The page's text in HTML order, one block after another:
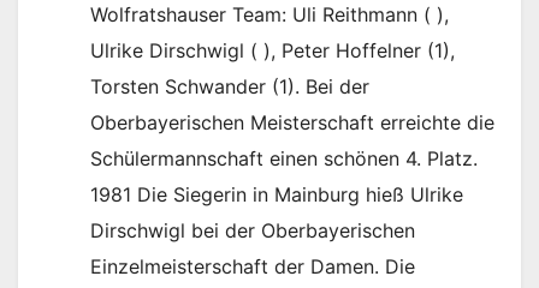
Wolfratshauser Team: Uli Reithmann ( ),
Ulrike Dirschwigl ( ), Peter Hoffelner (1),
Torsten Schwander (1). Bei der
Oberbayerischen Meisterschaft erreichte die
Schülermannschaft einen schönen 4. Platz.
1981 Die Siegerin in Mainburg hieß Ulrike
Dirschwigl bei der Oberbayerischen
Einzelmeisterschaft der Damen. Die